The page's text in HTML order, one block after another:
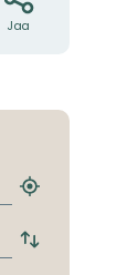
Jaa
Etsi
pysäkki
Vaihda